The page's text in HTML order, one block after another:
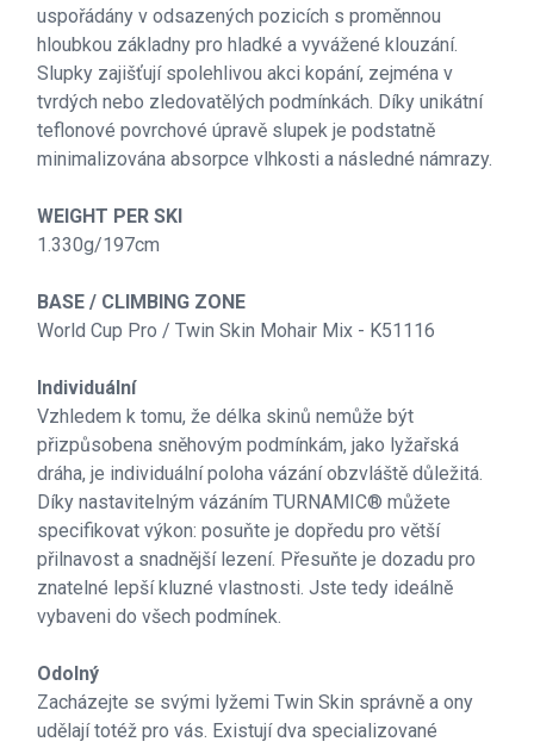
uspořádány v odsazených pozicích s proměnnou
hloubkou základny pro hladké a vyvážené klouzání.
Slupky zajišťují spolehlivou akci kopání, zejména v
tvrdých nebo zledovatělých podmínkách. Díky unikátní
teflonové povrchové úpravě slupek je podstatně
minimalizována absorpce vlhkosti a následné námrazy.
WEIGHT PER SKI
1.330g/197cm
BASE / CLIMBING ZONE
World Cup Pro / Twin Skin Mohair Mix - K51116
Individuální
Vzhledem k tomu, že délka skinů nemůže být
přizpůsobena sněhovým podmínkám, jako lyžařská
dráha, je individuální poloha vázání obzvláště důležitá.
Díky nastavitelným vázáním TURNAMIC® můžete
specifikovat výkon: posuňte je dopředu pro větší
přilnavost a snadnější lezení. Přesuňte je dozadu pro
znatelné lepší kluzné vlastnosti. Jste tedy ideálně
vybaveni do všech podmínek.
Odolný
Zacházejte se svými lyžemi Twin Skin správně a ony
udělají totéž pro vás. Existují dva specializované